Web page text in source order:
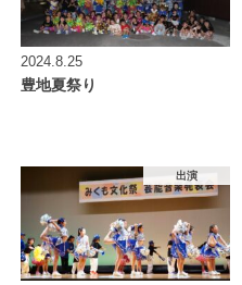
2024.8.25
豊地夏祭り
出演